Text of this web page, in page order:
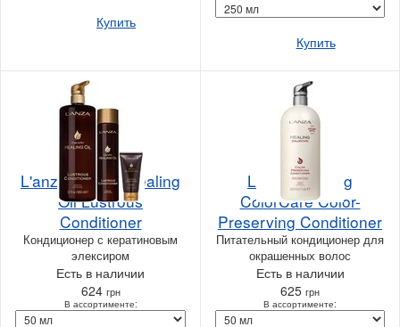
Купить
Купить
L'anza Keratin Healing
Oil Lustrous
Conditioner
Кондиционер с кератиновым
элексиром
Есть в наличии
624 грн
В ассортименте:
L'anza Healing
ColorCare Color-
Preserving Conditioner
Питательный кондиционер для
окрашенных волос
Есть в наличии
625 грн
В ассортименте: